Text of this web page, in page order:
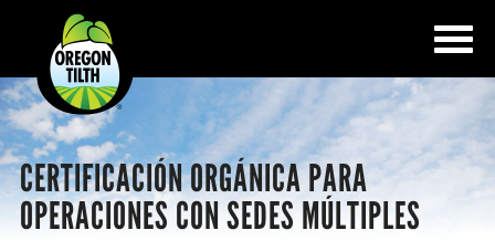
CERTIFICACIÓN ORGÁNICA PARA
OPERACIONES CON SEDES MÚLTIPLES